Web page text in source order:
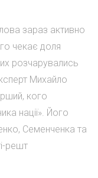
зараз активно
чекає доля
розчарувались
Михайло
кого
нації». Його
Семенченка та
решт